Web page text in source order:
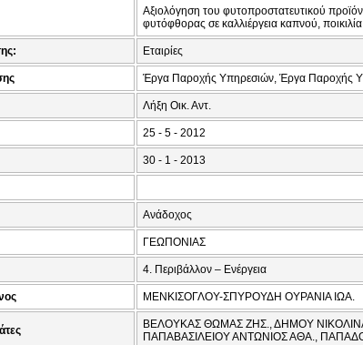
Αξιολόγηση του φυτοπροστατευτικού
φυτόφθορας σε καλλιέργεια καπνού,
Εταιρίες
Έργα Παροχής Υπηρεσιών, Έργα Παροχής
Λήξη Οικ. Αντ.
25 - 5 - 2012
30 - 1 - 2013
Ανάδοχος
ΓΕΩΠΟΝΙΑΣ
4. Περιβάλλον – Ενέργεια
ΜΕΝΚΙΣΟΓΛΟΥ-ΣΠΥΡΟΥΔΗ ΟΥΡΑΝΙΑ ΙΩΑ.
ΒΕΛΟΥΚΑΣ ΘΩΜΑΣ ΖΗΣ., ΔΗΜΟΥ
ΠΑΠΑΒΑΣΙΛΕΙΟΥ ΑΝΤΩΝΙΟΣ ΑΘΑ.,